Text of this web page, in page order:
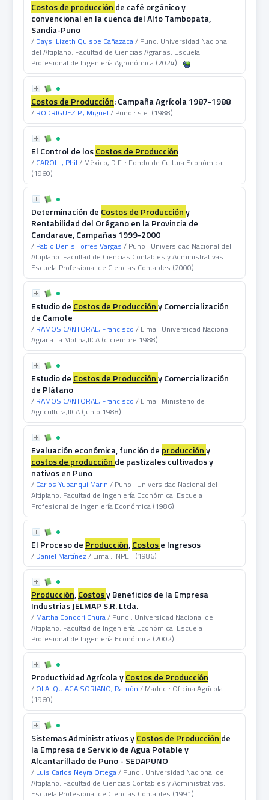
Costosde producción de café orgánico y
convencional en la cuenca del Alto Tambopata,
Sandia-Puno
/ Daysi Lizeth Quispe Cañazaca/ Puno: Universidad Nacional
del Altiplano. Facultad de Ciencias Agrarias. Escuela
Profesional de Ingeniería Agronómica (2024)
Costosde Producción: Campaña Agrícola 1987-1988
/ RODRIGUEZ P., Miguel / Puno : s.e. (1988)
El Control de losCostosde Producción
/ CAROLL, Phil / México, D.F. : Fondo de Cultura Económica
(1960)
Determinación de Costosde Produccióny
Rentabilidad del Orégano en la Provincia de
Candarave, Campañas 1999-2000
/ Pablo Denis Torres Vargas / Puno : Universidad Nacional del
Altiplano. Facultad de Ciencias Contables y Administrativas.
Escuela Profesional de Ciencias Contables (2000)
Estudio de Costosde Produccióny Comercialización
de Camote
/ RAMOS CANTORAL, Francisco / Lima : Universidad Nacional
Agraria La Molina,IICA (diciembre 1988)
Estudio de Costosde Produccióny Comercialización
de Plátano
/ RAMOS CANTORAL, Francisco / Lima : Ministerio de
Agricultura,IICA (junio 1988)
Evaluación económica, función de produccióny
costosde producción de pastizales cultivados y
nativos en Puno
/ Carlos Yupanqui Marin / Puno : Universidad Nacional del
Altiplano. Facultad de Ingeniería Económica. Escuela
Profesional de Ingeniería Económica (1986)
El Proceso de Producción,Costose Ingresos
/ Daniel Martínez/ Lima : INPET (1986)
Producción,Costosy Beneficios de la Empresa
Industrias JELMAP S.R. Ltda.
/ Martha Condori Chura/ Puno : Universidad Nacional del
Altiplano. Facultad de Ingeniería Económica. Escuela
Profesional de Ingeniería Económica (2002)
Productividad Agrícola yCostosde Producción
/ OLALQUIAGA SORIANO, Ramón / Madrid : Oficina Agrícola
(1960)
Sistemas Administrativos yCostosde Producción de
la Empresa de Servicio de Agua Potable y
Alcantarillado de Puno - SEDAPUNO
/ Luis Carlos Neyra Ortega/ Puno : Universidad Nacional del
Altiplano. Facultad de Ciencias Contables y Administrativas.
Escuela Profesional de Ciencias Contables (1991)